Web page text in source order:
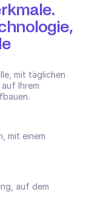
mit täglichen
Ihrem
mit einem
auf dem